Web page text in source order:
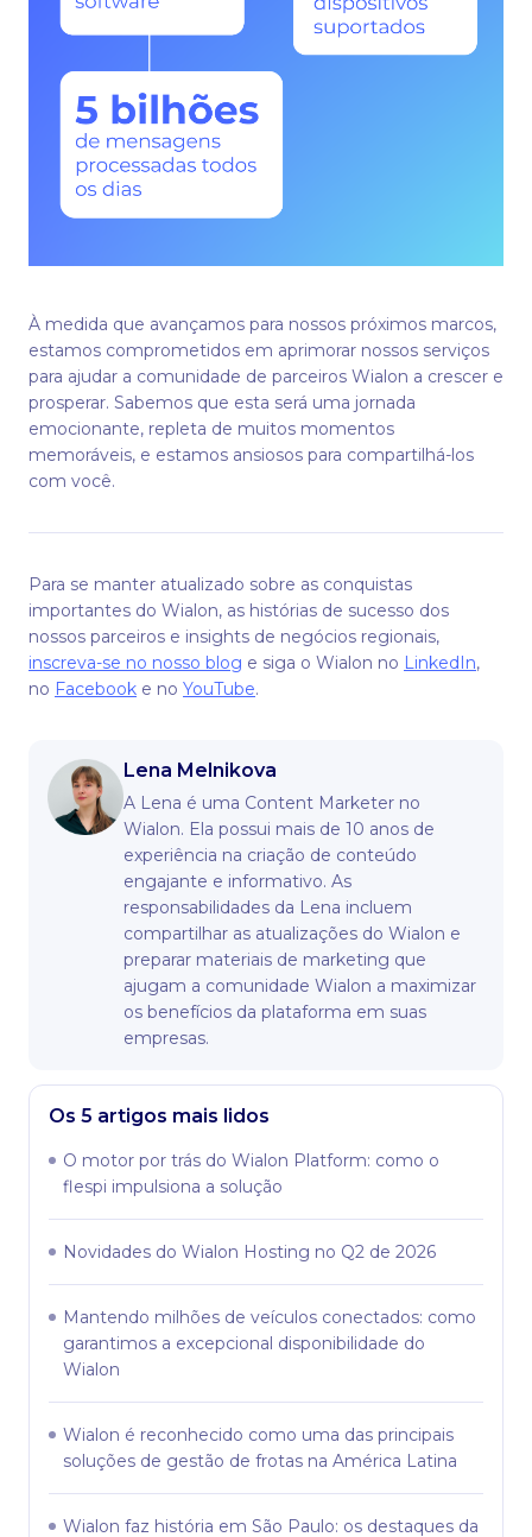
À medida que avançamos para nossos próximos marcos,
estamos comprometidos em aprimorar nossos serviços
para ajudar a comunidade de parceiros Wialon a crescer e
prosperar. Sabemos que esta será uma jornada
emocionante, repleta de muitos momentos
memoráveis, e estamos ansiosos para compartilhá-los
com você.
Para se manter atualizado sobre as conquistas
importantes do Wialon, as histórias de sucesso dos
nossos parceiros e insights de negócios regionais,
inscreva-se no nosso blog e siga o Wialon no LinkedIn,
no Facebook e no YouTube.
Lena Melnikova
A Lena é uma Content Marketer no
Wialon. Ela possui mais de 10 anos de
experiência na criação de conteúdo
engajante e informativo. As
responsabilidades da Lena incluem
compartilhar as atualizações do Wialon e
preparar materiais de marketing que
ajugam a comunidade Wialon a maximizar
os benefícios da plataforma em suas
empresas.
Os 5 artigos mais lidos
O motor por trás do Wialon Platform: como o
flespi impulsiona a solução
Novidades do Wialon Hosting no Q2 de 2026
Mantendo milhões de veículos conectados: como
garantimos a excepcional disponibilidade do
Wialon
Wialon é reconhecido como uma das principais
soluções de gestão de frotas na América Latina
Wialon faz história em São Paulo: os destaques da